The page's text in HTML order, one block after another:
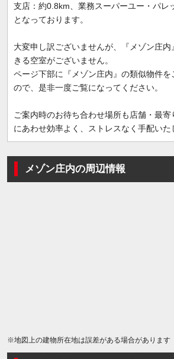
支店：約0.8km、業務スーパーユー・パレ
となっております。
大変申し訳ございませんが、『メゾン庄
きる空室がございません。
ページ下部に『メゾン庄内』の類似物件を
ので、是非一度ご覧になってください。
ご案内時のお待ち合わせ場所も店舗・最
にあわせ効率よく、ストレスなく手配いた
メゾン庄内の周辺情報
※地図上の建物所在地は誤差がある場合があります